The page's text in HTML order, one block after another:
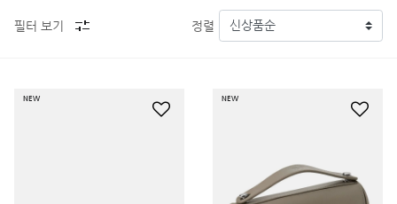
필터 보기 정렬
NEW NEW